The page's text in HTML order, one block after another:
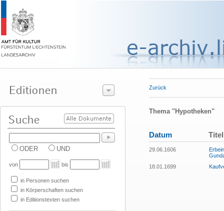
ODER UND
von bis
in Personen suchen
in Körperschaften suchen
in Editionstexten suchen
Zurück
Thema "Hypotheken"
Datum Titel
29.06.1606
18.01.1699